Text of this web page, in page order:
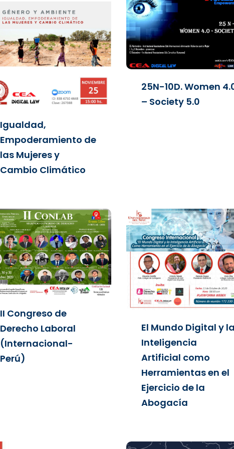
Igualdad,
Empoderamiento de
las Mujeres y
Cambio Climático
25N-10D. Women
– Society 5.0
II Congreso de
Derecho Laboral
(Internacional-
Perú)
El Mundo Digital y
Inteligencia
Artificial como
Herramientas en el
Ejercicio de la
Abogacía